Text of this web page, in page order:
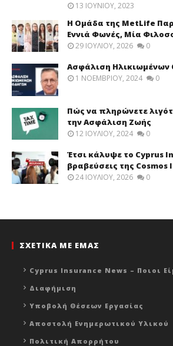
13 ΙΟΥΝΊΟΥ, 2023
Η Ομάδα της MetLife
Εννιά Φωνές, Μία
29 ΙΟΥΛΊΟΥ, 2026 0
Ασφάλιση Ηλικιωμένων
1 ΝΟΕΜΒΡΊΟΥ, 2024 0
Πώς να πληρώνετε
την Ασφάλιση Ζωής
12 ΙΟΥΛΊΟΥ, 2024 0
Έτσι κάλυψε το Cyprus
βραβεύσεις της Cosmos
24 ΙΟΥΛΊΟΥ, 2026 0
ΣΧΕΤΙΚΑ ΜΕ ΕΜΑΣ
Cyprus Insurance News – Ποιοι
Διαφήμιση
Υποβολή Θέσεων Εργασίας
Αποστολή Ενημερωτικού Υλικού
Πολιτική Απορρήτου